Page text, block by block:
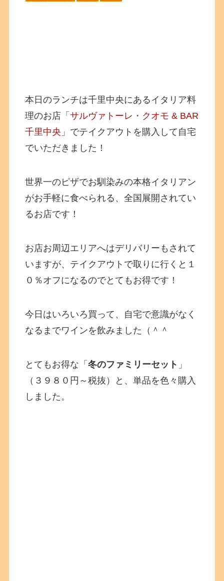
本日のランチは千里中央にあるイタリア料
理のお店「サルヴァトーレ・クオモ & BAR
千里中央 」でテイクアウトを購入して自宅
でいただきました！
世界一のピザでお馴染みの本格イタリアン
がお手軽に食べられる、全国展開されてい
るお店です！
お店お周辺エリアへはデリバリーもされて
いますが、テイクアウトで取りに行くと１
０％オフになるのでとてもお得です！
今日はいろいろ買って、自宅で意識がなく
なるまでワインを飲みました（＾＾
とてもお得な「冬のファミリーセット 」
（３９８０円～税抜）と、単品を色々購入
しました。